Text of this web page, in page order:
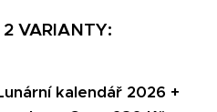
VARIANTY:
kalendář 2026 +